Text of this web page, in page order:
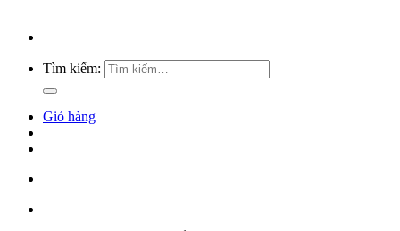
Tìm kiếm:
Giỏ hàng